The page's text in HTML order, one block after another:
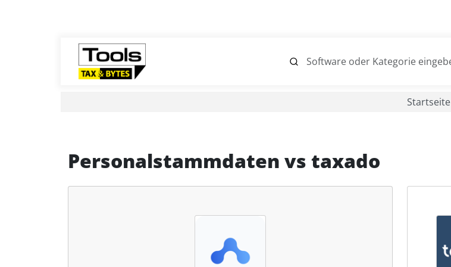
Startseite
Personalstammdaten vs taxado